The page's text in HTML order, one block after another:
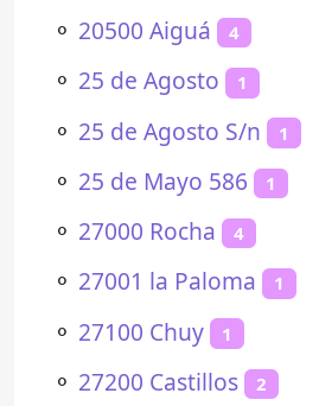
⚬ 20500 Aiguá 4
⚬ 25 de Agosto 1
⚬ 25 de Agosto S/n 1
⚬ 25 de Mayo 586 1
⚬ 27000 Rocha 4
⚬ 27001 la Paloma 1
⚬ 27100 Chuy 1
⚬ 27200 Castillos 2